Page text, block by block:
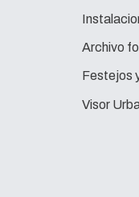
Archivo
Festejos
Visor